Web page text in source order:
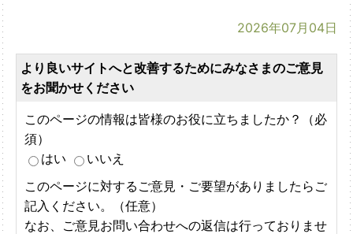
2026年07月04日
より良いサイトへと改善するためにみなさまのご意見
をお聞かせください
このページの情報は皆様のお役に立ちましたか？（必
須）
はい
いいえ
このページに対するご意見・ご要望がありましたらご
記入ください。（任意）
なお、ご意見お問い合わせへの返信は行っておりませ